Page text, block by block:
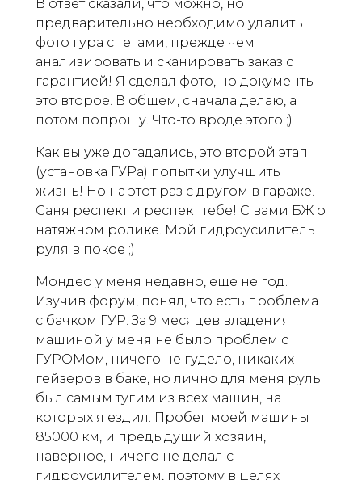
В ответ сказали, что можно, но
предварительно необходимо удалить
фото гура с тегами, прежде чем
анализировать и сканировать заказ с
гарантией! Я сделал фото, но документы -
это второе. В общем, сначала делаю, а
потом попрошу. Что-то вроде этого ;)
Как вы уже догадались, это второй этап
(установка ГУРа) попытки улучшить
жизнь! Но на этот раз с другом в гараже.
Саня респект и респект тебе! С вами БЖ о
натяжном ролике. Мой гидроусилитель
руля в покое ;)
Мондео у меня недавно, еще не год.
Изучив форум, понял, что есть проблема
с бачком ГУР. За 9 месяцев владения
машиной у меня не было проблем с
ГУРОМом, ничего не гудело, никаких
гейзеров в баке, но лично для меня руль
был самым тугим из всех машин, на
которых я ездил. Пробег моей машины
85000 км, и предыдущий хозяин,
наверное, ничего не делал с
гидроусилителем, поэтому в целях